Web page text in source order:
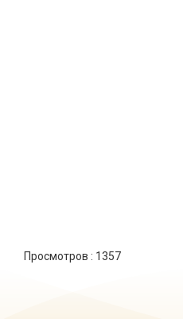
Просмотров : 1357